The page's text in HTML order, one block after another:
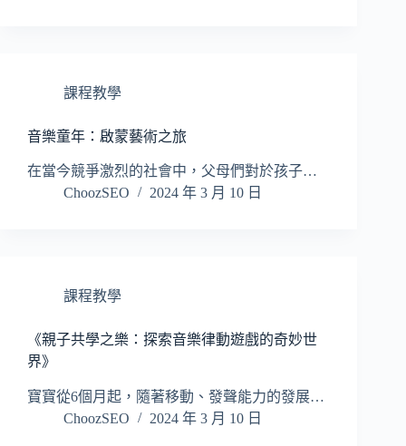
課程教學
音樂童年：啟蒙藝術之旅
在當今競爭激烈的社會中，父母們對於孩子…
ChoozSEO
2024 年 3 月 10 日
課程教學
《親子共學之樂：探索音樂律動遊戲的奇妙世
界》
寶寶從6個月起，隨著移動、發聲能力的發展…
ChoozSEO
2024 年 3 月 10 日